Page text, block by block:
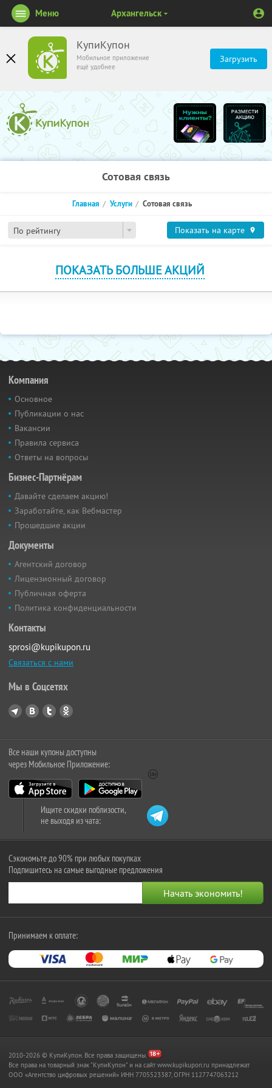
КупиКупон
Мобильное приложение
ещё удобнее
Загрузить
Меню Архангельск
Сотовая связь
По рейтингу
Главная Услуги Сотовая связь
Показать на карте
ПОКАЗАТЬ БОЛЬШЕ АКЦИЙ
Компания
Основное
Публикации о нас
Вакансии
Правила сервиса
Ответы на вопросы
Бизнес-Партнёрам
Давайте сделаем акцию!
Заработайте, как Вебмастер
Прошедшие акции
Документы
Агентский договор
Лицензионный договор
Публичная оферта
Политика конфиденциальности
Контакты
sprosi@kupikupon.ru
Связаться с нами
Мы в Соцсетях
Все наши купоны доступны
через Мобильное Приложение:
Ищите скидки поблизости,
не выходя из чата:
Сэкономьте до 90% при любых покупках
Подпишитесь на самые выгодные предложения
Принимаем к оплате:
2010-2026 © КупиКупон. Все права защищены.
Все права на товарный знак "КупиКупон" и на сайт www.kupikupon.ru принадлежат
OOO «Агентство цифровых решений» ИНН 7705523387, ОГРН 1127747063212